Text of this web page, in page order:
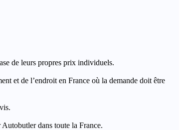
de leurs propres prix individuels.
et de l’endroit en France où la demande doit être
dans toute la France.